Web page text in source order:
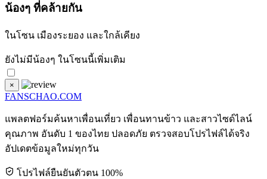
น้องๆ ที่คล้ายกัน
ในโซน เมืองระยอง และใกล้เคียง
ยังไม่มีน้องๆ ในโซนนี้เพิ่มเติม
×
FANSCHAO.COM
แพลตฟอร์มค้นหาเพื่อนเที่ยว เพื่อนทานข้าว และสาวไซด์ไลน์
คุณภาพ อันดับ 1 ของไทย ปลอดภัย ตรวจสอบโปรไฟล์ได้จริง
อัปเดตข้อมูลใหม่ทุกวัน
โปรไฟล์ยืนยันตัวตน 100%